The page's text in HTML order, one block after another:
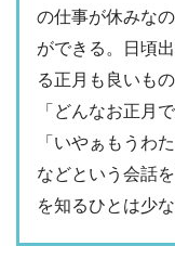
の仕事が休みな
ができる。日頃
る正月も良いも
「どんなお正月
「いやぁもうわ
などという会話
を知るひとは少な